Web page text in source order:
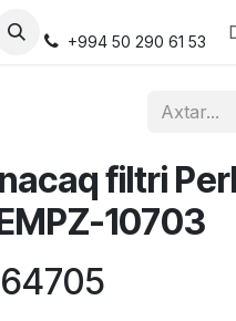
Live Support
+994 50 290 61 53
filtri
10703